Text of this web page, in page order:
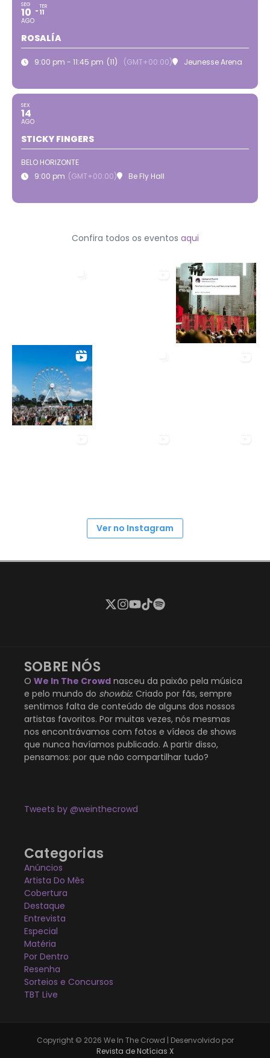
SEG
10
AGO
TER
11
ROSALÍA
9:00 pm - 11:45 pm (11) (GMT+00:00) Jeunesse Arena
SEX
14
AGO
STICKY FINGERS
BELO HORIZONTE
9:00 pm (GMT+00:00) Be Fly Hall
Confira todos os eventos aqui
Ver no Instagram
SOBRE NÓS
O We In The Crowd nasceu da paixão pela música
e pelo mundo do showbiz. Criado por fãs, sempre
sentimos falta de conteúdo de alguns dos nossos
artistas favoritos. Por muitas vezes, nós mesmas
nos encontrávamos com fotos e vídeos de shows
que nunca havíamos publicado. A partir disso,
pensamos: por que não compartilhar tudo?
Tweets by @weinthecrowd
Categorias
Anúncios
Artista Do Mês
Cobertura
Destaque
Entrevista
Especial
Matéria
Por Dentro
Resenha
Sorteios e Concursos
TBT Live
Copyright © 2026 We In The Crowd | Desenvolvido por
Revista de Notícias X